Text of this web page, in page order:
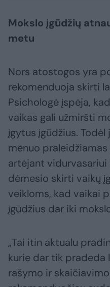
Mokslo įgūdžių
metu
Nors atostogos yra
rekomenduoja skirti
Psichologė įspėja,
vaikas gali užmiršti
įgytus įgūdžius.
mėnuo
artėjant
dėmesio skirti vaikų
veikloms, kad vaikai
įgūdžius dar iki
„Tai itin aktualu
kurie dar tik pradeda
rašymo ir